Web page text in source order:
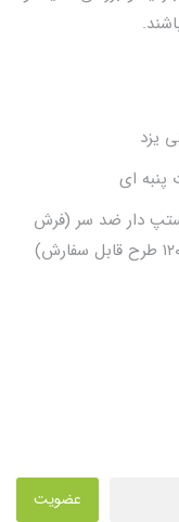
یزد
پنبه ای
دار ضد سر (فرش
عضویت